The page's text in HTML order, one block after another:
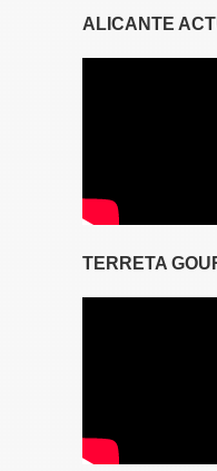
ALICANTE
TERRETA